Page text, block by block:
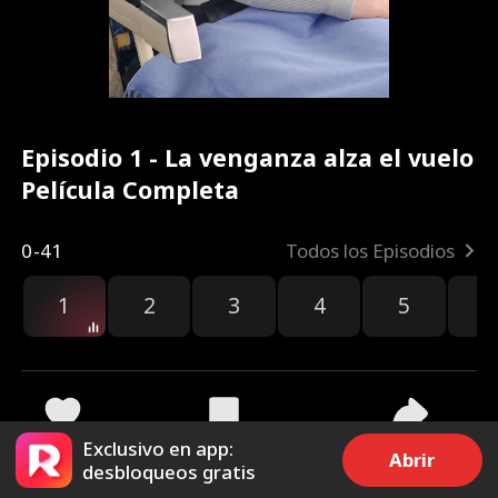
Episodio 1 - La venganza alza el vuelo
Película Completa
0-41 Todos los Episodios
1 2 3 4 5
60.7k 2.7M Compartir
Exclusivo en app:
desbloqueos gratis
Abrir